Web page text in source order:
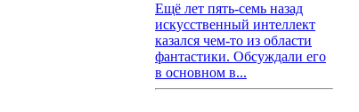
Ещё лет пять-семь назад
искусственный интеллект
казался чем-то из области
фантастики. Обсуждали его
в основном в...